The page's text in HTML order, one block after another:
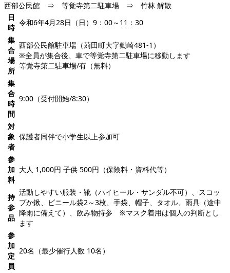
西部公民館 ⇒ 等覚寺第二駐車場 ⇒ 竹林 解散
日
時
令和6年4月28日（日）9：00～11：30
集
合
場
所
西部公民館駐車場（苅田町大字鋤崎481-1）
※全員が集合後、車で等覚寺第二駐車場に移動します
等覚寺第二駐車場/有（無料）
集
合
時
間
9:00（受付開始/8:30）
対
象
者
保護者同伴で小学生以上参加可
参
加
料
大人 1,000円 子供 500円（保険料・資料代等）
持
参
品
活動しやすい服装・靴（ハイヒール・サンダル不可）、スコッ
プか鍬、ビニール袋2～3枚、手袋、帽子、タオル、雨具（途中
降雨に備えて）、飲み物持参 ※マスク着用は個人の判断とし
ます
参
加
定
員
20名（最少催行人数 10名）